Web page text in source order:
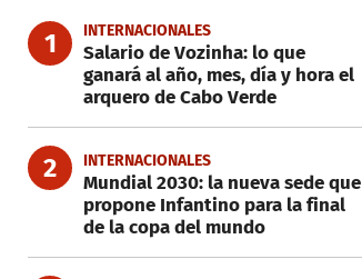
1 INTERNACIONALES
Salario de Vozinha: lo que
ganará al año, mes, día y hora el
arquero de Cabo Verde
2 INTERNACIONALES
Mundial 2030: la nueva sede que
propone Infantino para la final
de la copa del mundo